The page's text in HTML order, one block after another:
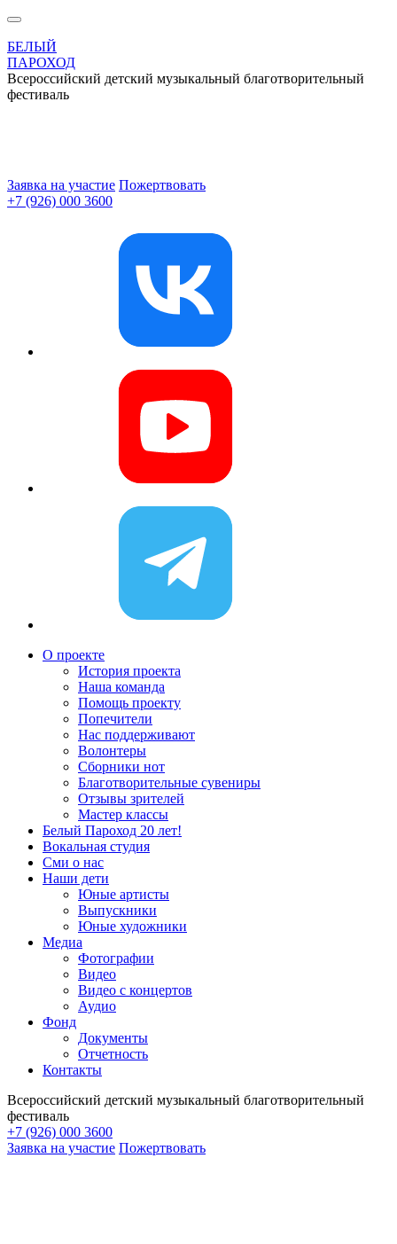
БЕЛЫЙ
ПАРОХОД
Всероссийский детский музыкальный благотворительный
фестиваль
Заявка на участие Пожертвовать
+7 (926) 000 3600
О проекте
История проекта
Наша команда
Помощь проекту
Попечители
Нас поддерживают
Волонтеры
Сборники нот
Благотворительные сувениры
Отзывы зрителей
Мастер классы
Белый Пароход 20 лет!
Вокальная студия
Сми о нас
Наши дети
Юные артисты
Выпускники
Юные художники
Медиа
Фотографии
Видео
Видео с концертов
Аудио
Фонд
Документы
Отчетность
Контакты
Всероссийский детский музыкальный благотворительный
фестиваль
+7 (926) 000 3600
Заявка на участие Пожертвовать